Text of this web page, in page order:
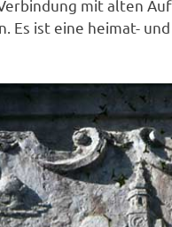
mit alten
Es ist eine heimat-